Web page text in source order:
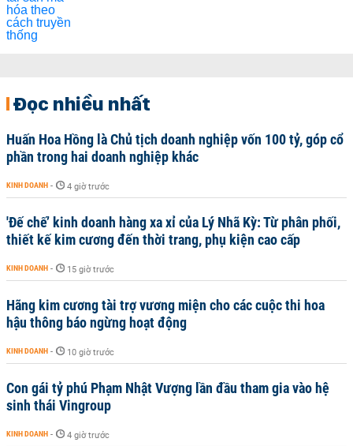
Đọc nhiều nhất
Huấn Hoa Hồng là Chủ tịch doanh nghiệp vốn 100 tỷ, góp cổ
phần trong hai doanh nghiệp khác
KINH DOANH - 4 giờ trước
'Đế chế’ kinh doanh hàng xa xỉ của Lý Nhã Kỳ: Từ phân phối,
thiết kế kim cương đến thời trang, phụ kiện cao cấp
KINH DOANH - 15 giờ trước
Hãng kim cương tài trợ vương miện cho các cuộc thi hoa
hậu thông báo ngừng hoạt động
KINH DOANH - 10 giờ trước
Con gái tỷ phú Phạm Nhật Vượng lần đầu tham gia vào hệ
sinh thái Vingroup
KINH DOANH - 4 giờ trước